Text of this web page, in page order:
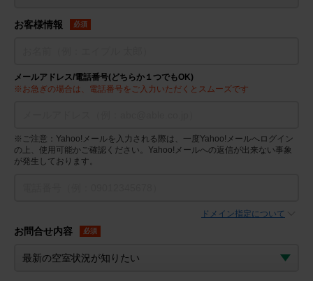
お客様情報 必須
メールアドレス/電話番号(どちらか１つでもOK)
※お急ぎの場合は、電話番号をご入力いただくとスムーズです
※ご注意：Yahoo!メールを入力される際は、一度Yahoo!メールへログイン
の上、使用可能かご確認ください。Yahoo!メールへの返信が出来ない事象
が発生しております。
ドメイン指定について
お問合せ内容 必須